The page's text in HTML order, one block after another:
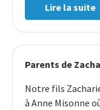
Lire la suite
Parents de
Notre fils
à Anne Misonne